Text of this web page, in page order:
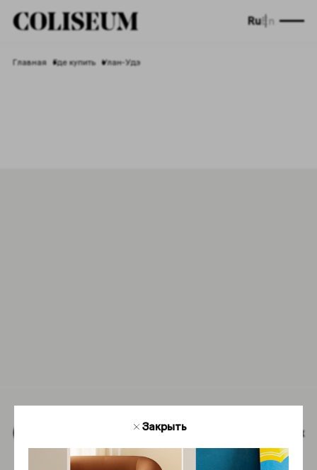
RuEn
Главная Где купить Улан-Удэ
Закрыть Наверх